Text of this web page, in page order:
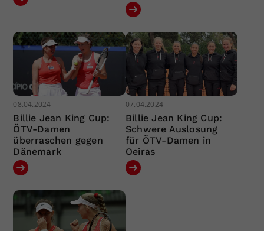
08.04.2024
Billie Jean King Cup:
ÖTV-Damen
überraschen gegen
Dänemark
07.04.2024
Billie Jean King Cup:
Schwere Auslosung
für ÖTV-Damen in
Oeiras